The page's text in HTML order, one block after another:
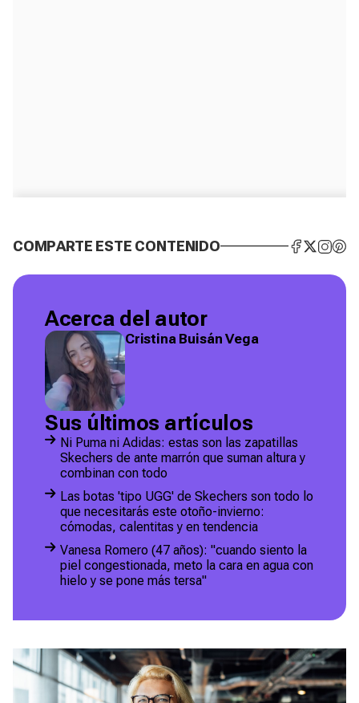
COMPARTE ESTE CONTENIDO
Acerca del autor
Cristina Buisán Vega
Sus últimos artículos
Ni Puma ni Adidas: estas son las zapatillas
Skechers de ante marrón que suman altura y
combinan con todo
Las botas 'tipo UGG' de Skechers son todo lo
que necesitarás este otoño-invierno:
cómodas, calentitas y en tendencia
Vanesa Romero (47 años): "cuando siento la
piel congestionada, meto la cara en agua con
hielo y se pone más tersa"